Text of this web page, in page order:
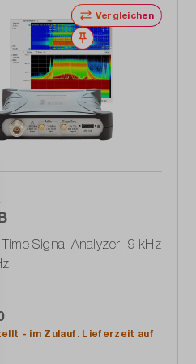
Vergleichen
Merken
Time Signal Analyzer, 9 kHz
- im Zulauf. Lieferzeit auf
In den Warenkorb